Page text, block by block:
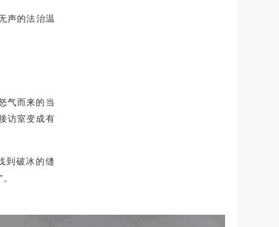
声的法治温
气而来的当
访室变成有
到 破冰的缝